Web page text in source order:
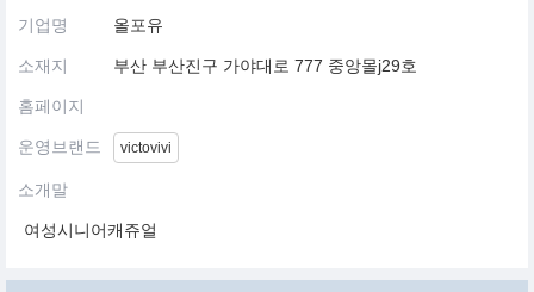
기업명 올포유
소재지 부산 부산진구 가야대로 777 중앙몰j29호
홈페이지
운영브랜드 victovivi
소개말
여성시니어캐쥬얼